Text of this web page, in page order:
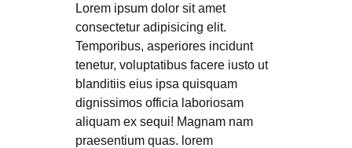
Lorem ipsum dolor sit amet
consectetur adipisicing elit.
Temporibus, asperiores incidunt
tenetur, voluptatibus facere iusto ut
blanditiis eius ipsa quisquam
dignissimos officia laboriosam
aliquam ex sequi! Magnam nam
praesentium quas. lorem